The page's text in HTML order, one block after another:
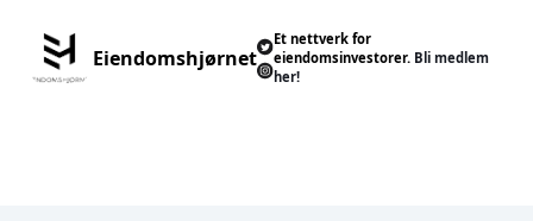
Eiendomshjørnet
Et nettverk for
eiendomsinvestorer. Bli medlem
her!